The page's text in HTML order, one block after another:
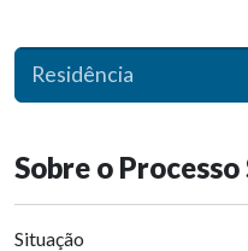
Residência
Sobre o
Situação